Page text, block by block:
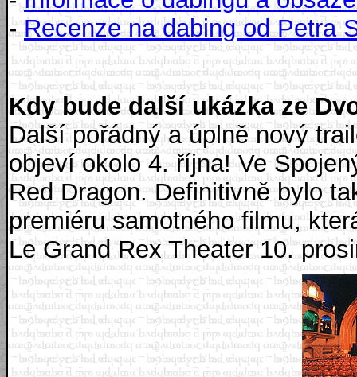
-Recenze na dabing od Petra
Kdy bude další ukázka ze
Další pořádný a úplně nový
objeví okolo 4. října! Ve
Red Dragon. Definitivně bylo
premiéru samotného filmu,
Le Grand Rex Theater 10.